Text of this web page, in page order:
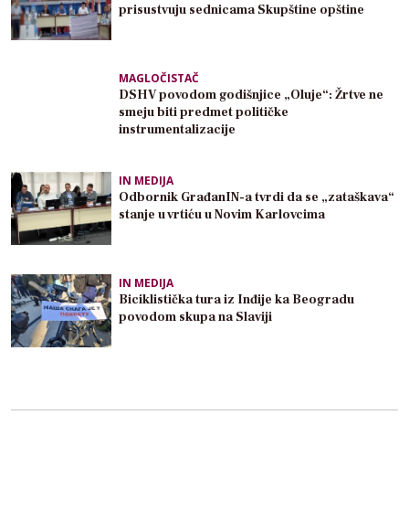
prisustvuju sednicama Skupštine opštine
MAGLOČISTAČ
DSHV povodom godišnjice „Oluje“: Žrtve ne
smeju biti predmet političke
instrumentalizacije
IN MEDIJA
Odbornik GrađanIN-a tvrdi da se „zataškava“
stanje u vrtiću u Novim Karlovcima
IN MEDIJA
Biciklistička tura iz Inđije ka Beogradu
povodom skupa na Slaviji